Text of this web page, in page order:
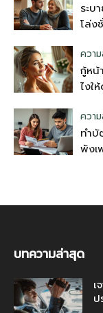
ระบ
โล่ง
ควา
กู้หน้
ไงใ
ควา
ทำบั
พังเ
บทความล่าสุด
เ
ป